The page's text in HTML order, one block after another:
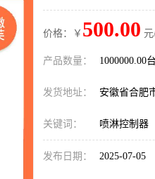
价格：￥ 500.00
产品数量： 1000000.00台
发货地址： 安徽省合肥
关键词： 喷淋控制器
发布日期： 2025-07-05